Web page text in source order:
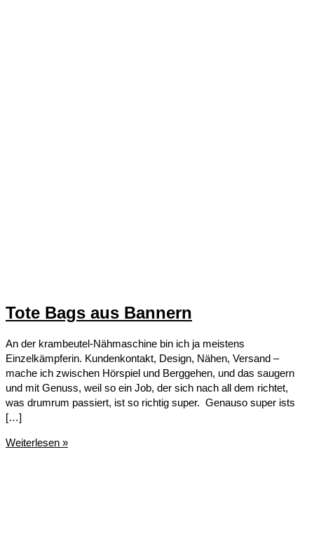
Tote Bags aus Bannern
An der krambeutel-Nähmaschine bin ich ja meistens
Einzelkämpferin. Kundenkontakt, Design, Nähen, Versand –
mache ich zwischen Hörspiel und Berggehen, und das saugern
und mit Genuss, weil so ein Job, der sich nach all dem richtet,
was drumrum passiert, ist so richtig super. Genauso super ists
[…]
Tote
Weiterlesen »